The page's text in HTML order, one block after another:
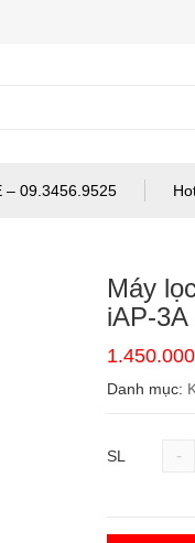
– 09.3456.9525
Máy
iAP-3A
1.450.000
Danh mục:
SL -